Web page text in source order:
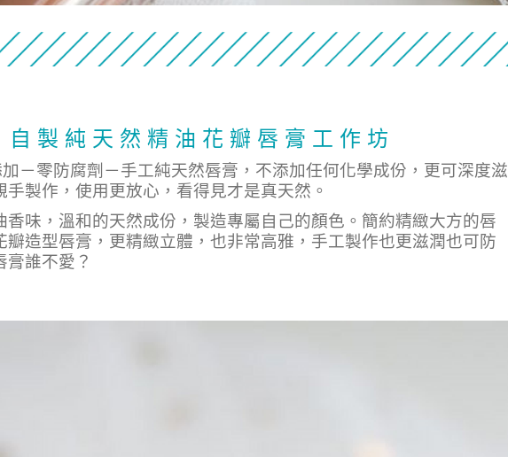
自 製 純 天 然 精 油 花 瓣 唇 膏 工 作 坊
－零防腐劑－手工純天然唇膏，不添加任何化學成份，更可深度滋
手製作，使用更放心，看得見才是真天然。
香味，溫和的天然成份，製造專屬自己的顏色。簡約精緻大方的唇
瓣造型唇膏，更精緻立體，也非常高雅，手工製作也更滋潤也可防
膏誰不愛？